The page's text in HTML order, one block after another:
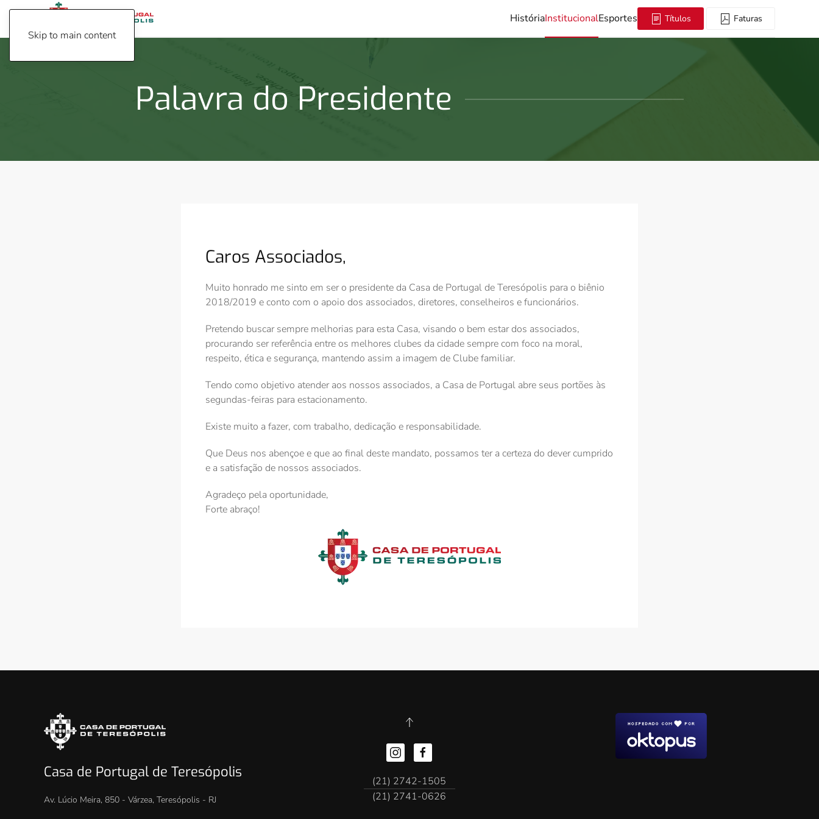
Skip to main content
HistóriaInstitucionalEsportes Títulos Faturas
Palavra do Presidente
Caros Associados,
Muito honrado me sinto em ser o presidente da Casa de Portugal de Teresópolis para o biênio
2018/2019 e conto com o apoio dos associados, diretores, conselheiros e funcionários.
Pretendo buscar sempre melhorias para esta Casa, visando o bem estar dos associados,
procurando ser referência entre os melhores clubes da cidade sempre com foco na moral,
respeito, ética e segurança, mantendo assim a imagem de Clube familiar.
Tendo como objetivo atender aos nossos associados, a Casa de Portugal abre seus portões às
segundas-feiras para estacionamento.
Existe muito a fazer, com trabalho, dedicação e responsabilidade.
Que Deus nos abençoe e que ao final deste mandato, possamos ter a certeza do dever cumprido
e a satisfação de nossos associados.
Agradeço pela oportunidade,
Forte abraço!
Casa de Portugal de Teresópolis
Av. Lúcio Meira, 850 - Várzea, Teresópolis - RJ
(21) 2742-1505
(21) 2741-0626